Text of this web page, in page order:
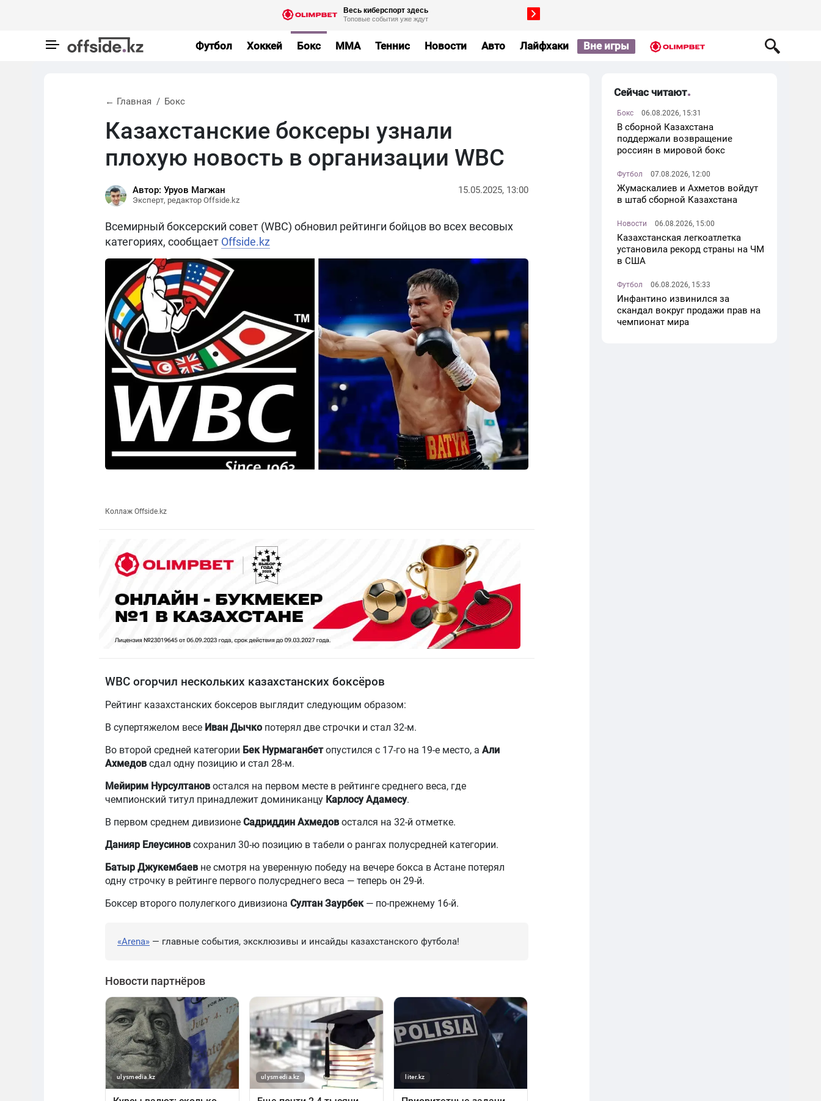
Футбол Хоккей Бокс MMA Теннис Новости Авто Лайфхаки Вне игры
← Главная Бокс
Казахстанские боксеры узнали
плохую новость в организации WBC
Автор: Уруов Магжан
Эксперт, редактор Offside.kz
15.05.2025, 13:00
Всемирный боксерский совет (WBC) обновил рейтинги бойцов во всех весовых
категориях, сообщает Offside.kz
Коллаж Offside.kz
WBC огорчил нескольких казахстанских боксёров
Рейтинг казахстанских боксеров выглядит следующим образом:
В супертяжелом весе Иван Дычкопотерял две строчки и стал 32-м.
Во второй средней категории Бек Нурмаганбетопустился с 17-го на 19-е место, а Али
Ахмедов сдал одну позицию и стал 28-м.
Мейирим Нурсултанов остался на первом месте в рейтинге среднего веса, где
чемпионский титул принадлежит доминиканцу Карлосу Адамесу.
В первом среднем дивизионе Садриддин Ахмедов остался на 32-й отметке.
Данияр Елеусинов сохранил 30-ю позицию в табели о рангах полусредней категории.
Батыр Джукембаев не смотря на уверенную победу на вечере бокса в Астане потерял
одну строчку в рейтинге первого полусреднего веса — теперь он 29-й.
Боксер второго полулегкого дивизиона Султан Заурбек— по-прежнему 16-й.
«Arena» — главные события, эксклюзивы и инсайды казахстанского футбола!
Сейчас читают
Бокс 06.08.2026, 15:31
В сборной Казахстана
поддержали возвращение
россиян в мировой бокс
Футбол 07.08.2026, 12:00
Жумаскалиев и Ахметов войдут
в штаб сборной Казахстана
Новости 06.08.2026, 15:00
Казахстанская легкоатлетка
установила рекорд страны на ЧМ
в США
Футбол 06.08.2026, 15:33
Инфантино извинился за
скандал вокруг продажи прав на
чемпионат мира